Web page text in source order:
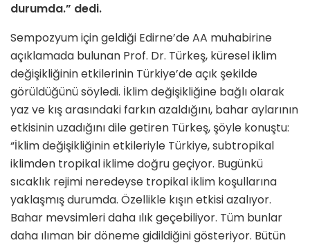
durumda.” dedi.
Sempozyum için geldiği Edirne’de AA muhabirine
açıklamada bulunan Prof. Dr. Türkeş, küresel iklim
değişikliğinin etkilerinin Türkiye’de açık şekilde
görüldüğünü söyledi. İklim değişikliğine bağlı olarak
yaz ve kış arasındaki farkın azaldığını, bahar aylarının
etkisinin uzadığını dile getiren Türkeş, şöyle konuştu:
“İklim değişikliğinin etkileriyle Türkiye, subtropikal
iklimden tropikal iklime doğru geçiyor. Bugünkü
sıcaklık rejimi neredeyse tropikal iklim koşullarına
yaklaşmış durumda. Özellikle kışın etkisi azalıyor.
Bahar mevsimleri daha ılık geçebiliyor. Tüm bunlar
daha ılıman bir döneme gidildiğini gösteriyor. Bütün